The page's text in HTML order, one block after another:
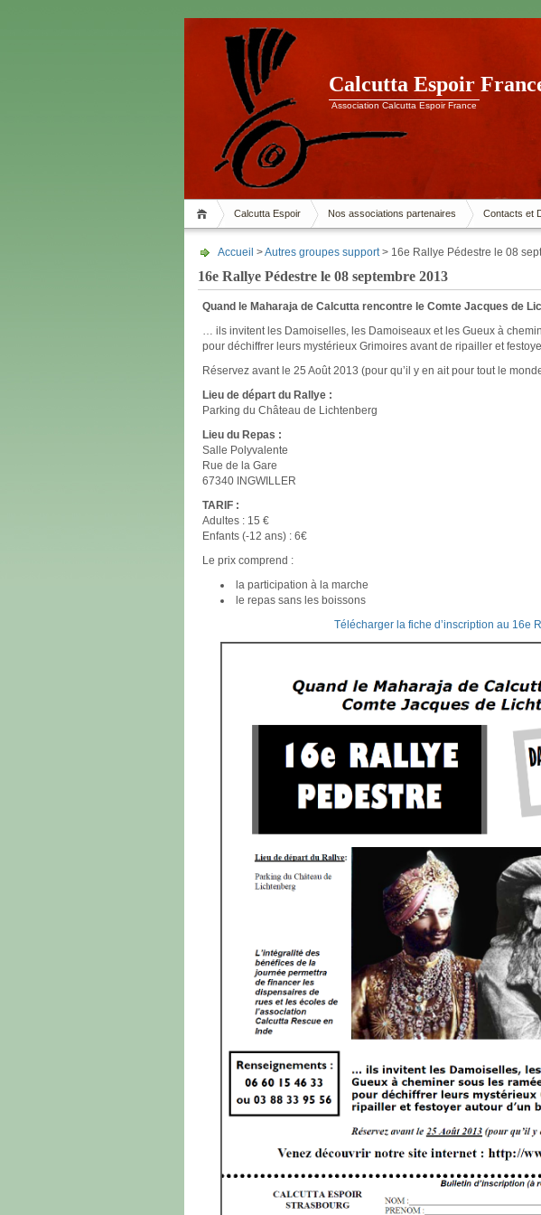
Calcutta Espoir
Association Calcutta Espoir France
Calcutta Espoir Nos associations partenaires Contacts et
Accueil >Autres groupes support> 16e Rallye Pédestre le 08
16e Rallye Pédestre le 08 septembre 2013
Quand le Maharaja de Calcutta rencontre le Comte Jacques de
… ils invitent les Damoiselles, les Damoiseaux et les Gueux à
pour déchiffrer leurs mystérieux Grimoires avant de ripailler et
Réservez avant le 25 Août 2013 (pour qu’il y en ait pour tout le
Lieu de départ du Rallye :
Parking du Château de Lichtenberg
Lieu du Repas :
Salle Polyvalente
Rue de la Gare
67340 INGWILLER
TARIF :
Adultes : 15 €
Enfants (-12 ans) : 6€
Le prix comprend :
la participation à la marche
le repas sans les boissons
Télécharger la fiche d’inscription au 16e